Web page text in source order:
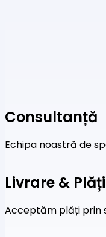
Consultanță
Echipa noastră de
Livrare & Plăți
Acceptăm plăți prin